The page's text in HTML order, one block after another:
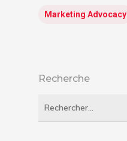
Marketing Advocacy
Recherche